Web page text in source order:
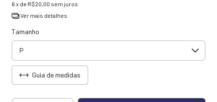
6 x de R$20,00 sem juros
Ver mais detalhes
Tamanho
Guia de medidas